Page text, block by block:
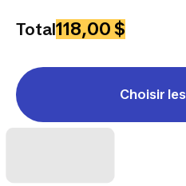
Total118,00 $
Choisir